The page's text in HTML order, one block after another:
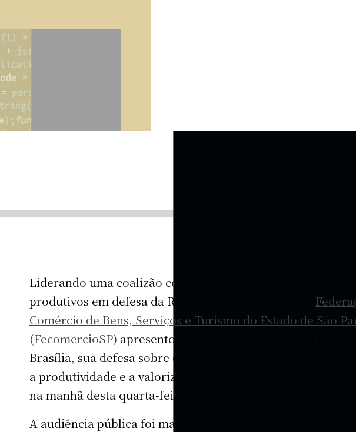
Liderando uma coalizão com mais de 100 entidades dos
produtivos em defesa da Reforma Administrativa, a
Comércio de Bens, Serviços e Turismo do Estado de São
(FecomercioSP) apresentou, no plenário da Câmara dos
Brasília, sua defesa sobre os pontos mais urgentes para a
a produtividade e a valorização do serviço público. A
na manhã desta quarta-feira (3).
A audiência pública foi mais um passo do debate que vem